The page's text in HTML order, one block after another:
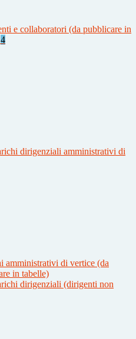
e collaboratori (da pubblicare in
4
dirigenziali amministrativi di
amministrativi di vertice (da
in tabelle)
dirigenziali (dirigenti non